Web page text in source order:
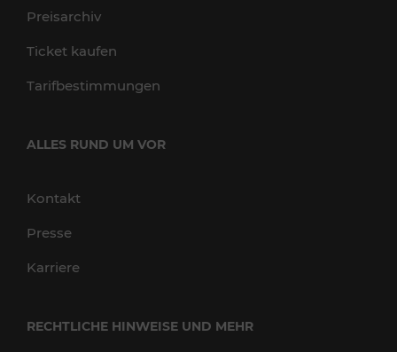
Preisarchiv
Ticket kaufen
Tarifbestimmungen
ALLES RUND UM VOR
Kontakt
Presse
Karriere
RECHTLICHE HINWEISE UND MEHR